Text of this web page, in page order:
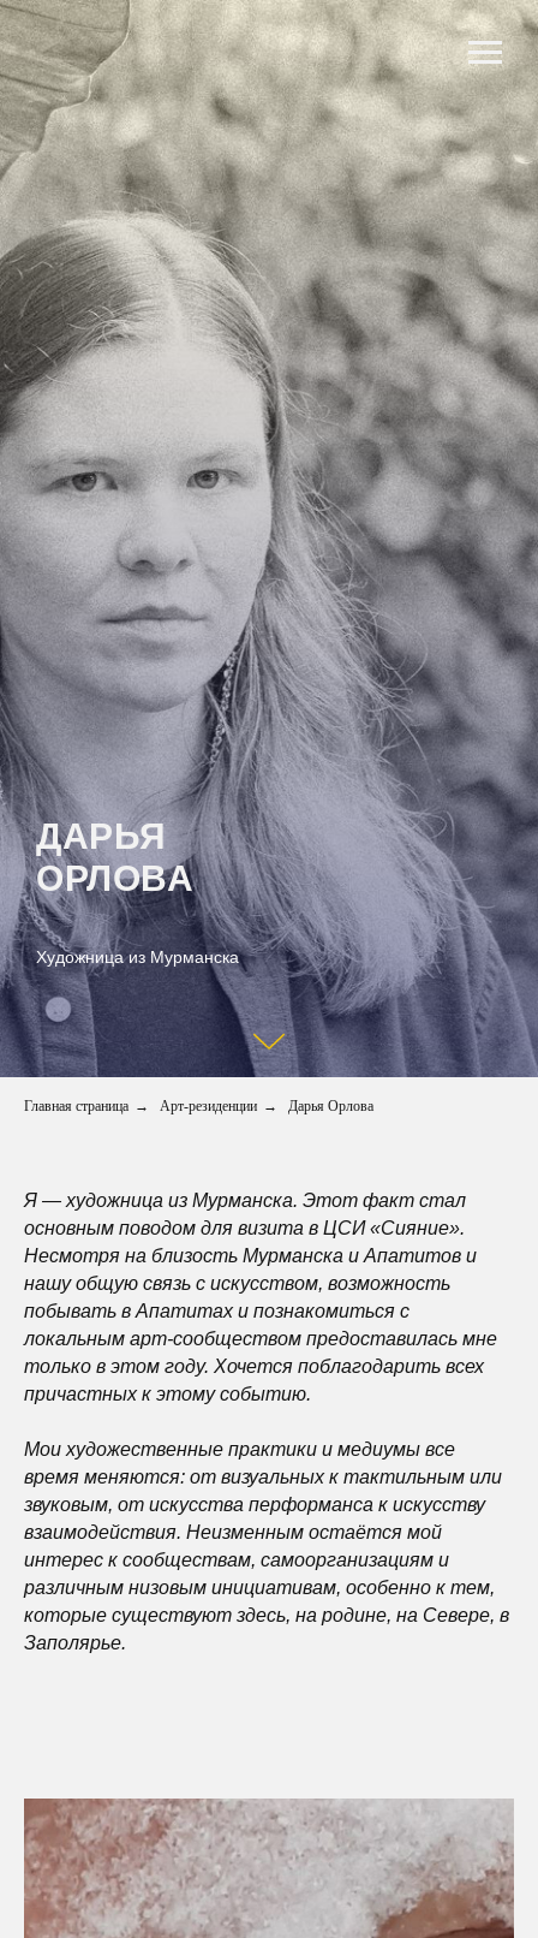
ДАРЬЯ
ОРЛОВА
Художница из Мурманска
Главная страница → Арт-резиденции → Дарья Орлова
Я — художница из Мурманска. Этот факт стал
основным поводом для визита в ЦСИ «Сияние».
Несмотря на близость Мурманска и Апатитов и
нашу общую связь с искусством, возможность
побывать в Апатитах и познакомиться с
локальным арт-сообществом предоставилась мне
только в этом году. Хочется поблагодарить всех
причастных к этому событию.
Мои художественные практики и медиумы все
время меняются: от визуальных к тактильным или
звуковым, от искусства перформанса к искусству
взаимодействия. Неизменным остаётся мой
интерес к сообществам, самоорганизациям и
различным низовым инициативам, особенно к тем,
которые существуют здесь, на родине, на Севере, в
Заполярье.